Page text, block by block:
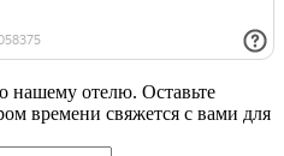
нашему отелю. Оставьте
времени свяжется с вами для